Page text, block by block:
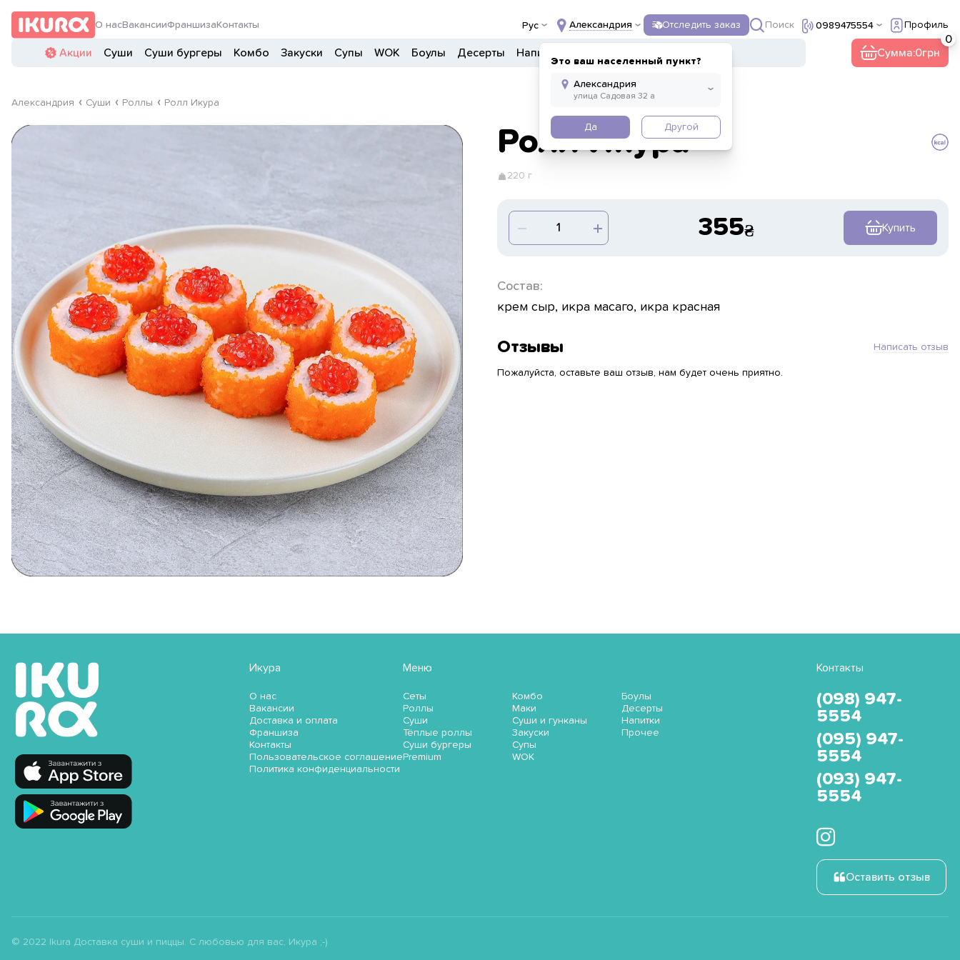
О насВакансииФраншиза Контакты Рус Александрия
Это ваш населенный пункт?
Да Другой
Отследить заказ Поиск 0989475554 Профиль
Акции Суши Суши бургеры Комбо Закуски Супы WOK Боулы Десерты Напитки Сумма:0
Александрия Суши Роллы Ролл Икура
Ролл Икура
220 г
355 Купить
Состав:
крем сыр, икра масаго, икра красная
Отзывы Написать отзыв
Пожалуйста, оставьте ваш отзыв, нам будет очень приятно.
Икура
О нас
Вакансии
Доставка и оплата
Франшиза
Контакты
Пользовательское соглашение
Политика конфиденциальности
Меню
Сеты
Роллы
Суши
Тёплые роллы
Суши бургеры
Premium
Комбо
Маки
Суши и гунканы
Закуски
Супы
WOK
Боулы
Десерты
Напитки
Прочее
Контакты
(098) 947-
5554
(095) 947-
5554
(093) 947-
5554
Оставить отзыв
© 2022 Ikura Доставка суши и пиццы. С любовью для вас, Икура ;-)